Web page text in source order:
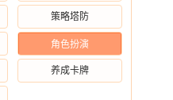
策略塔防
角色扮演
养成卡牌